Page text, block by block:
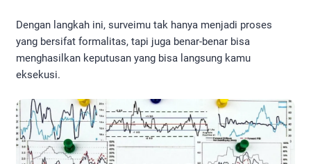
Dengan langkah ini, surveimu tak hanya menjadi proses
yang bersifat formalitas, tapi juga benar-benar bisa
menghasilkan keputusan yang bisa langsung kamu
eksekusi.